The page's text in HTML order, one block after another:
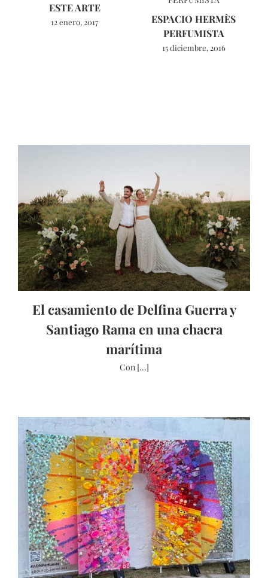
ESTE ARTE
12 enero, 2017
ESPACIO HERMÈS
PERFUMISTA
15 diciembre, 2016
El casamiento de Delfina Guerra y
Santiago Rama en una chacra
marítima
Con [...]